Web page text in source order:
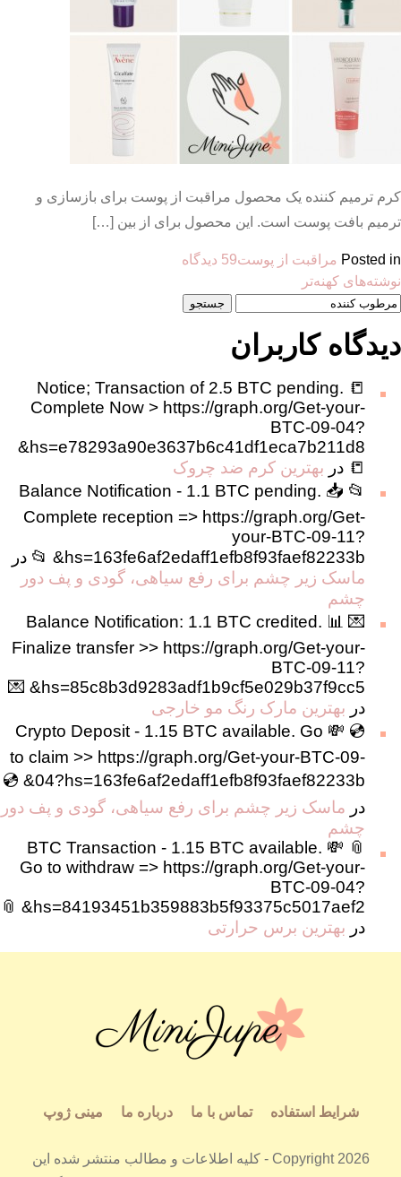
کرم ترمیم کننده یک محصول مراقبت از پوست برای بازسازی و
ترمیم بافت پوست است. این محصول برای از بین […]
Posted in مراقبت از پوست59 دیدگاه
جوش
قوی
بازسازی
کننده
پوست
[ایرانی
خارجی]
راهبری
نوشته‌ها
نوشته‌های کهنه‌تر
جستجو
دیدگاه کاربران
📒 Notice; Transaction of 2.5 BTC pending.
Complete Now > https://graph.org/Get-your-
BTC-09-04?
hs=e78293a90e3637b6c41df1eca7b211d8&
📒 در بهترین کرم ضد چروک
📂 📥 Balance Notification - 1.1 BTC pending.
Complete reception => https://graph.org/Get-
your-BTC-09-11?
hs=163fe6af2edaff1efb8f93faef82233b& 📂
در
ماسک زیر چشم برای رفع سیاهی، گودی و پف دور
چشم
💌 📊 Balance Notification: 1.1 BTC credited.
Finalize transfer >> https://graph.org/Get-your-
BTC-09-11?
hs=85c8b3d9283adf1b9cf5e029b37f9cc5& 💌
در بهترین مارک رنگ مو خارجی
💿 💸 Crypto Deposit - 1.15 BTC available. Go
to claim >> https://graph.org/Get-your-BTC-09-
04?hs=163fe6af2edaff1efb8f93faef82233b& 💿
در ماسک زیر چشم برای رفع سیاهی، گودی و پف دور
چشم
📎 💸 BTC Transaction - 1.15 BTC available.
Go to withdraw => https://graph.org/Get-your-
BTC-09-04?
hs=84193451b359883b5f93375c5017aef2& 📎
در بهترین برس حرارتی
شرایط استفاده تماس با ما درباره ما مینی ژوپ
Copyright 2026 - کلیه اطلاعات و مطالب منتشر شده این